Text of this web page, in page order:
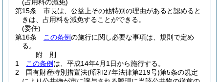
(占用料の減免)
第15条
市長は、公益上その他特別の理由があると認めると
きは、占用料を減免することができる。
(委任)
第16条
この条例の施行に関し必要な事項は、規則で定め
る。
附 則
1
この条例 は、平成14年4月1日から施行する。
2
国有財産特別措置法(昭和27年法律第219号)第5条の規定